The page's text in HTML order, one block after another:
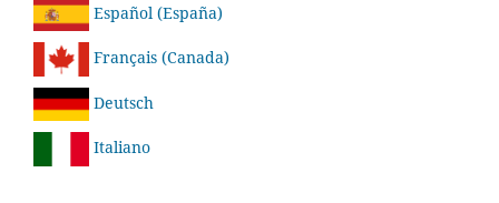
Español (España)
Français (Canada)
Deutsch
Italiano